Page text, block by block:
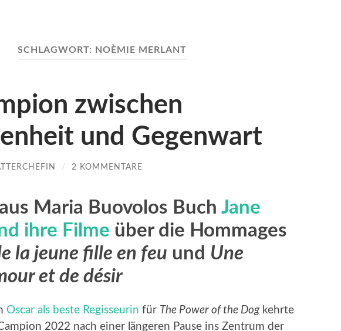
SCHLAGWORT: NOÈMIE MERLANT
zwischen
und Gegenwart
/ 2 KOMMENTARE
Maria Buovolos Buch Jane
ihre Filme über die Hommages
la jeune fille en feu und Une
et de désir
Oscar als beste Regisseurin für The Power of the Dogkehrte
2022 nach einer längeren Pause ins Zentrum der